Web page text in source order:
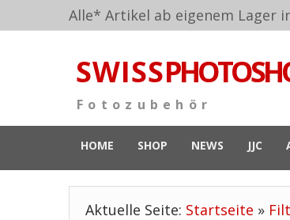
Alle* Artikel ab eigenem Lager
S W I S S
F o t o z u b e h ö r
HOME SHOP NEWS JJC
Aktuelle Seite: Startseite »